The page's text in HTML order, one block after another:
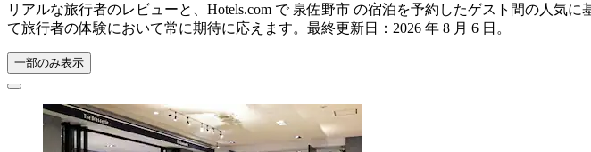
リアルな旅行者のレビューと、Hotels.com で 泉佐野市 の宿泊を予約したゲスト間の人気
て旅行者の体験において常に期待に応えます。最終更新日： 2026 年 8 月 6 日 。
一部のみ表示